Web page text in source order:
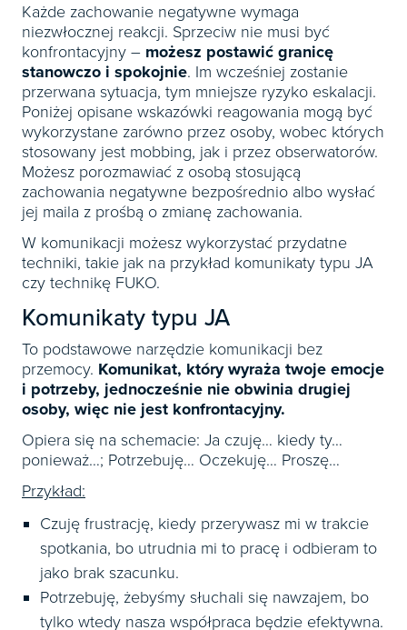
Każde zachowanie negatywne wymaga
niezwłocznej reakcji. Sprzeciw nie musi być
konfrontacyjny – możesz postawić granicę
stanowczo i spokojnie. Im wcześniej zostanie
przerwana sytuacja, tym mniejsze ryzyko eskalacji.
Poniżej opisane wskazówki reagowania mogą być
wykorzystane zarówno przez osoby, wobec których
stosowany jest mobbing, jak i przez obserwatorów.
Możesz porozmawiać z osobą stosującą
zachowania negatywne bezpośrednio albo wysłać
jej maila z prośbą o zmianę zachowania.
W komunikacji możesz wykorzystać przydatne
techniki, takie jak na przykład komunikaty typu JA
czy technikę FUKO.
Komunikaty typu JA
To podstawowe narzędzie komunikacji bez
przemocy. Komunikat, który wyraża twoje emocje
i potrzeby, jednocześnie nie obwinia drugiej
osoby, więc nie jest konfrontacyjny.
Opiera się na schemacie: Ja czuję… kiedy ty…
ponieważ…; Potrzebuję… Oczekuję… Proszę…
Przykład:
Czuję frustrację, kiedy przerywasz mi w trakcie
spotkania, bo utrudnia mi to pracę i odbieram to
jako brak szacunku.
Potrzebuję, żebyśmy słuchali się nawzajem, bo
tylko wtedy nasza współpraca będzie efektywna.